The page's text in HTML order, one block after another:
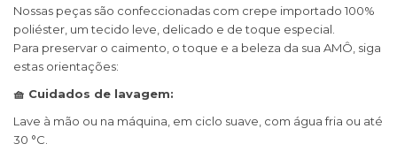
Nossas peças são confeccionadas com crepe importado 100%
poliéster, um tecido leve, delicado e de toque especial.
Para preservar o caimento, o toque e a beleza da sua AMÔ, siga
estas orientações:
🧺 Cuidados de lavagem:
Lave à mão ou na máquina, em ciclo suave, com água fria ou até
30 °C.